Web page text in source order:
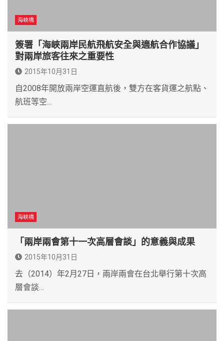
海峽橋
簽署「海峽兩岸民航飛航安全與適航合作協議」
對兩岸旅客往來之重要性
2015年10月31日
自2008年開放兩岸空運直航後，雙方在客貨運之航點、
航班等空…
海峽橋
「兩岸兩會第十一次高層會談」的意義與成果
2015年10月31日
去（2014）年2月27日，兩岸兩會在台北舉行第十次高
層會談…